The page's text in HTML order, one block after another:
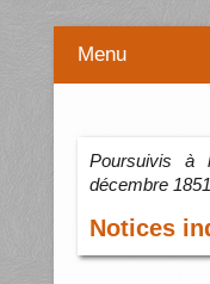
Menu
Poursuivis à
décembre 1851
Notices